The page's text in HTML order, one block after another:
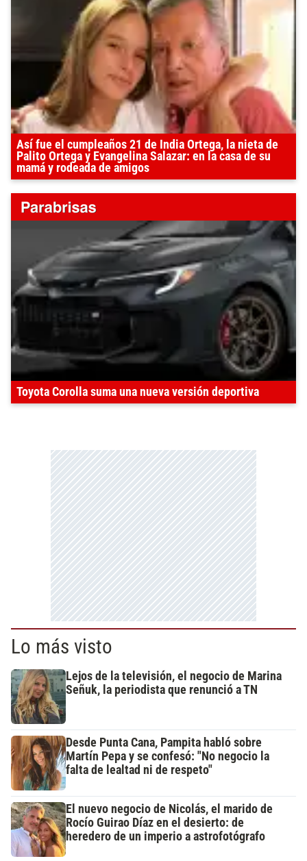
Así fue el cumpleaños 21 de India Ortega, la nieta de
Palito Ortega y Evangelina Salazar: en la casa de su
mamá y rodeada de amigos
Toyota Corolla suma una nueva versión deportiva
Lo más visto
Lejos de la televisión, el negocio de Marina
Señuk, la periodista que renunció a TN
Desde Punta Cana, Pampita habló sobre
Martín Pepa y se confesó: "No negocio la
falta de lealtad ni de respeto"
El nuevo negocio de Nicolás, el marido de
Rocío Guirao Díaz en el desierto: de
heredero de un imperio a astrofotógrafo